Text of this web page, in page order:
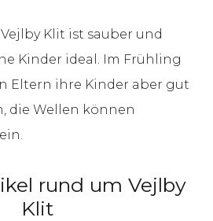
Klit ist sauber und
Kinder ideal. Im Frühling
Eltern ihre Kinder aber gut
die Wellen können
rund um Vejlby
Klit